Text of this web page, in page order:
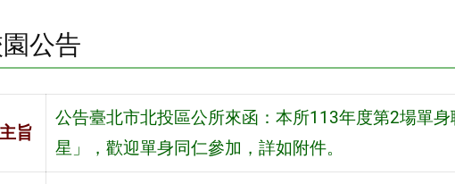
公告
旨
公告臺北市北投區公所來函：本所113年度第2場單
星」，歡迎單身同仁參加，詳如附件。